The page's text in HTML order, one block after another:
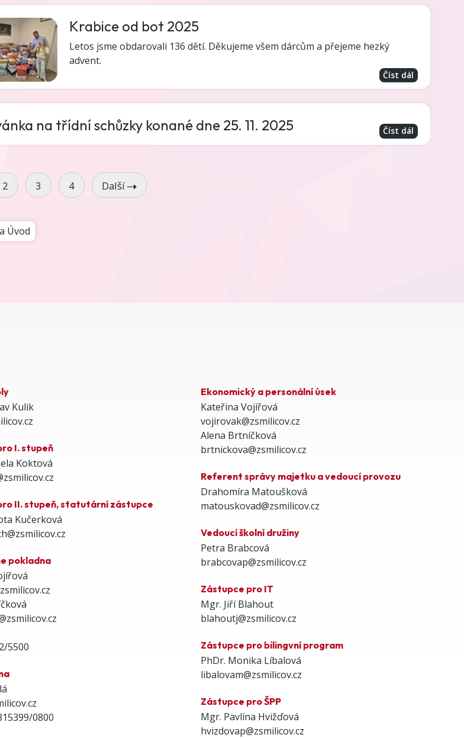
Krabice od bot 2025
Letos jsme obdarovali 136 dětí. Děkujeme všem dárcům a přejeme hezký
advent.
Číst dál
na třídní schůzky konané dne 25. 11. 2025 Číst dál
2 3 4 Další
Úvod
Kulik
I. stupeň
Koktová
II. stupeň, statutární zástupce
Kučerková
pokladna
5500
0800
Ekonomický a personální úsek
Kateřina Vojířová
vojirovak@zsmilicov.cz
Alena Brtníčková
brtnickova@zsmilicov.cz
Referent správy majetku a vedoucí provozu
Drahomíra Matoušková
matouskovad@zsmilicov.cz
Vedoucí školní družiny
Petra Brabcová
brabcovap@zsmilicov.cz
Zástupce pro IT
Mgr. Jiří Blahout
blahoutj@zsmilicov.cz
Zástupce pro bilingvní program
PhDr. Monika Líbalová
libalovam@zsmilicov.cz
Zástupce pro ŠPP
Mgr. Pavlína Hvižďová
hvizdovap@zsmilicov.cz